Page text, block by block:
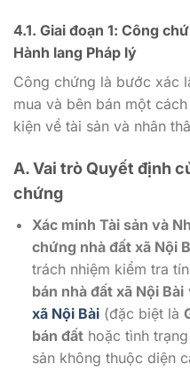
4.1. Giai đoạn 1: Công
Hành lang Pháp lý
Công chứng là bước xác
mua và bên bán một
kiện về tài sản và nhân
A. Vai trò Quyết định
chứng
Xác minh Tài sản và
chứng nhà đất xã Nội
trách nhiệm kiểm tra
bán nhà đất xã Nội Bài
xã Nội Bài(đặc biệt là
bán đấthoặc tình
sản không thuộc diện